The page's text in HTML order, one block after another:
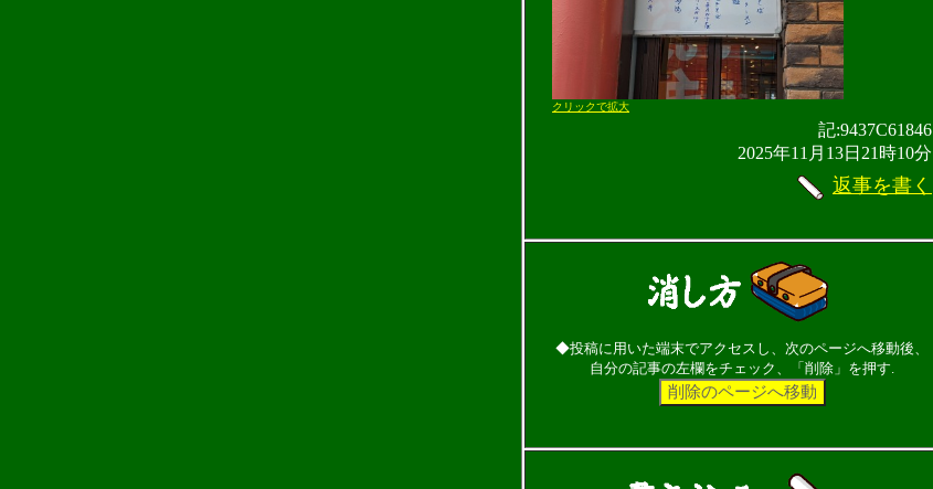
クリックで拡大
記:9437C61846
2025年11月13日21時10分
返事を書く
◆投稿に用いた端末でアクセスし、次のページへ移動後、
自分の記事の左欄をチェック、「削除」を押す.